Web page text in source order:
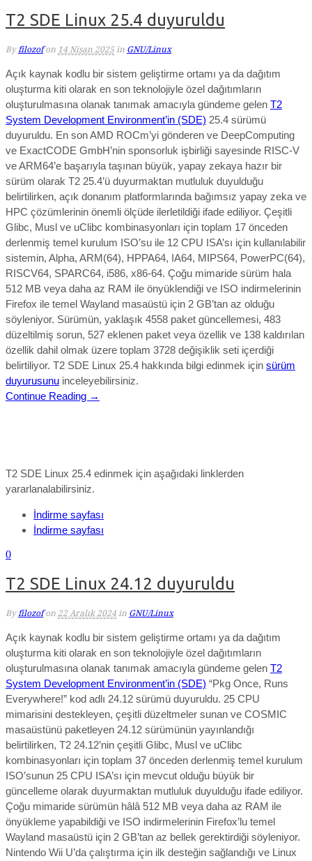
T2 SDE Linux 25.4 duyuruldu
By filozof on 14 Nisan 2025 in GNU/Linux
Açık kaynak kodlu bir sistem geliştirme ortamı ya da dağıtım
oluşturma kiti olarak en son teknolojiyle özel dağıtımların
oluşturulmasına olanak tanımak amacıyla gündeme gelen T2
System Development Environment’in (SDE) 25.4 sürümü
duyuruldu. En son AMD ROCm’yi gönderen ve DeepComputing
ve ExactCODE GmbH’nin sponsorluk işbirliği sayesinde RISC-V
ve ARM64’e başarıyla taşınan büyük, yapay zekaya hazır bir
sürüm olarak T2 25.4’ü duyurmaktan mutluluk duyulduğu
belirtilirken, açık donanım platformlarında bağımsız yapay zeka ve
HPC çözümlerinin önemli ölçüde ilerletildiği ifade ediliyor. Çeşitli
Glibc, Musl ve uClibc kombinasyonları için toplam 17 önceden
derlenmiş temel kurulum ISO’su ile 12 CPU ISA’sı için kullanılabilir
sistemin, Alpha, ARM(64), HPPA64, IA64, MIPS64, PowerPC(64),
RISCV64, SPARC64, i586, x86-64. Çoğu mimaride sürüm hala
512 MB veya daha az RAM ile önyüklendiği ve ISO indirmelerinin
Firefox ile temel Wayland masaüstü için 2 GB’tan az olduğu
söyleniyor. Sürümün, yaklaşık 4558 paket güncellemesi, 483
düzeltilmiş sorun, 527 eklenen paket veya özellik ve 138 kaldırılan
özellik dahil olmak üzere toplam 3728 değişiklik seti içerdiği
belirtiliyor. T2 SDE Linux 25.4 hakkında bilgi edinmek için sürüm
duyurusunu inceleyebilirsiniz.
Continue Reading →
T2 SDE Linux 25.4 edinmek için aşağıdaki linklerden
yararlanalabilirsiniz.
İndirme sayfası
İndirme sayfası
0
T2 SDE Linux 24.12 duyuruldu
By filozof on 22 Aralık 2024 in GNU/Linux
Açık kaynak kodlu bir sistem geliştirme ortamı ya da dağıtım
oluşturma kiti olarak en son teknolojiyle özel dağıtımların
oluşturulmasına olanak tanımak amacıyla gündeme gelen T2
System Development Environment’in (SDE) “Pkg Once, Runs
Everywhere!” kod adlı 24.12 sürümü duyuruldu. 25 CPU
mimarisini destekleyen, çeşitli düzeltmeler sunan ve COSMIC
masaüstünü paketleyen 24.12 sürümünün yayınlandığı
belirtilirken, T2 24.12’nin çeşitli Glibc, Musl ve uClibc
kombinasyonları için toplam 37 önceden derlenmiş temel kurulum
ISO’sunun 25 CPU ISA’sı için mevcut olduğu büyük bir
güncelleme olarak duyurmaktan mutluluk duyulduğu ifade ediliyor.
Çoğu mimaride sürümün hâlâ 512 MB veya daha az RAM ile
önyükleme yapabildiği ve ISO indirmelerinin Firefox’lu temel
Wayland masaüstü için 2 GB’tan az bellek gerektirdiği söyleniyor.
Nintendo Wii U’da çalıştırma için ilk desteğin sağlandığı ve Linux